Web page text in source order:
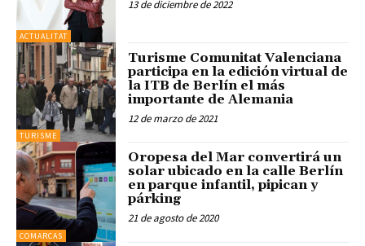
ACTUALITAT
13 de diciembre de 2022
TURISME
Turisme Comunitat Valenciana
participa en la edición virtual de
la ITB de Berlín el más
importante de Alemania
12 de marzo de 2021
COMARCAS
Oropesa del Mar convertirá un
solar ubicado en la calle Berlín
en parque infantil, pipican y
párking
21 de agosto de 2020